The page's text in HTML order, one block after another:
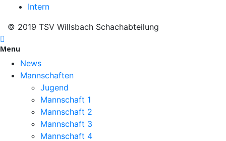
Intern
© 2019 TSV Willsbach Schachabteilung
Menu
News
Mannschaften
Jugend
Mannschaft 1
Mannschaft 2
Mannschaft 3
Mannschaft 4